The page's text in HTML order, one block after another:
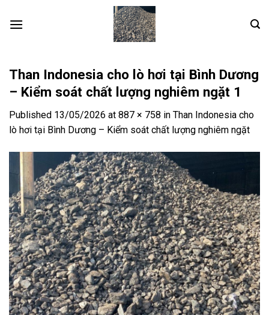
Than Indonesia cho lò hơi tại Bình Dương
– Kiểm soát chất lượng nghiêm ngặt 1
Published 13/05/2026 at 887 × 758 in Than Indonesia cho
lò hơi tại Bình Dương – Kiểm soát chất lượng nghiêm ngặt